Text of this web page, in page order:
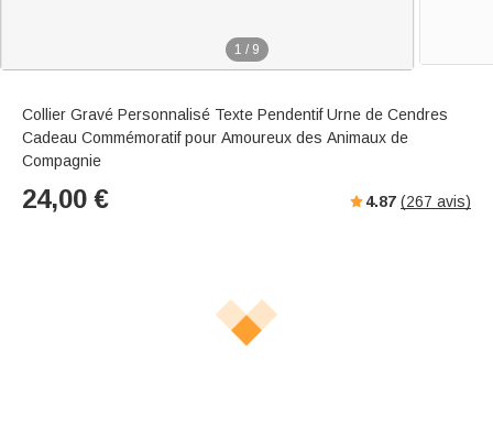
1 / 9
Collier Gravé Personnalisé Texte Pendentif Urne de Cendres
Cadeau Commémoratif pour Amoureux des Animaux de
Compagnie
24,00 € 4.87 (267 avis)